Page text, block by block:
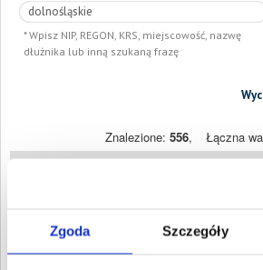
Zgoda Szczegóły
Wpisz NIP, REGON, KRS, miejscowość, nazwę
dłużnika lub inną szukaną frazę
Znalezione: 556, Łączna
CONVENIENCE
FOOD SPÓŁKA Z
OGRANICZONĄ